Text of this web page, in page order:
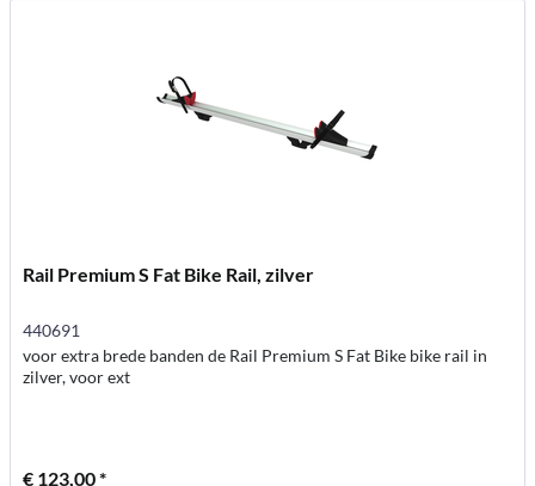
Rail Premium S Fat Bike Rail, zilver
440691
voor extra brede banden de Rail Premium S Fat Bike bike rail in
zilver, voor ext
€ 123,00 *